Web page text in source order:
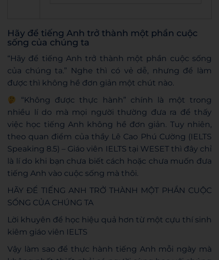
Hãy để tiếng Anh trở thành một phần cuộc
sống của chúng ta
“Hãy để tiếng Anh trở thành một phần cuộc sống
của chúng ta.” Nghe thì có vẻ dễ, nhưng để làm
được thì không hề đơn giản một chút nào.
“Không được thực hành” chính là một trong
nhiều lí do mà mọi người thường đưa ra để thấy
việc học tiếng Anh không hề đơn giản. Tuy nhiên,
theo quan điểm của thầy Lê Cao Phú Cường (IELTS
Speaking 8.5) – Giáo viên IELTS tại WESET thì đây chỉ
là lí do khi bạn chưa biết cách hoặc chưa muốn đưa
tiếng Anh vào cuộc sống mà thôi.
HÃY ĐỂ TIẾNG ANH TRỞ THÀNH MỘT PHẦN CUỘC
SỐNG CỦA CHÚNG TA
Lời khuyên để học hiệu quả hơn từ một cựu thí sinh
kiêm giáo viên IELTS
Vậy làm sao để thực hành tiếng Anh mỗi ngày mà